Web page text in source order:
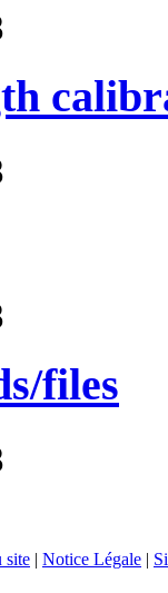
files
site | Notice Légale |